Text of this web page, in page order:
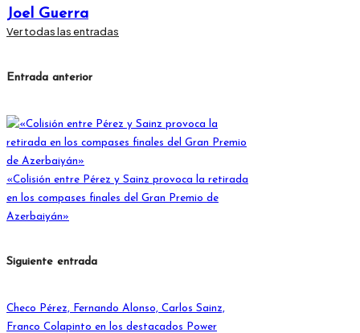
Joel Guerra
Ver todas las entradas
Navegación
entradas
Entrada anterior
«Colisión entre Pérez y Sainz provoca la retirada
en los compases finales del Gran Premio de
Azerbaiyán»
Siguiente entrada
Checo Pérez, Fernando Alonso, Carlos Sainz,
Franco Colapinto en los destacados Power